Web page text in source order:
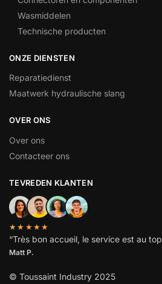
Wasmiddelen
Technische producten
ONZE DIENSTEN
Reparatiedienst
Maatwerk hydraulische slang
OVER ONS
Over ons
Contacteer ons
TEVREDEN KLANTEN
★★★★★
“Très bon accueil, le service est au top
Matt P.
© Toussaint Industry 2025